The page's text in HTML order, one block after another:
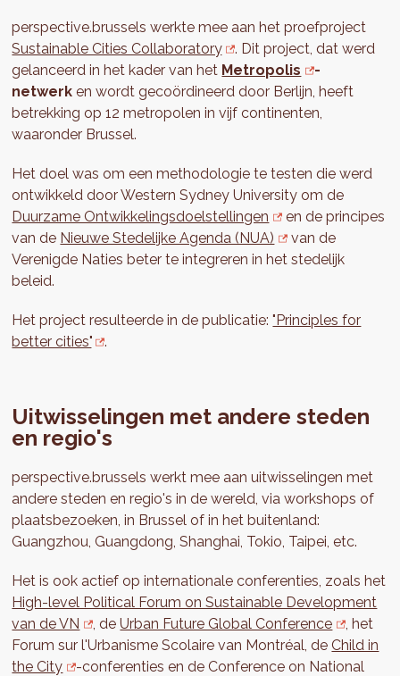
perspective.brussels werkte mee aan het proefproject
Sustainable Cities Collaboratory
. Dit project, dat werd
gelanceerd in het kader van het Metropolis
-
netwerk en wordt gecoördineerd door Berlijn, heeft
betrekking op 12 metropolen in vijf continenten,
waaronder Brussel.
Het doel was om een methodologie te testen die werd
ontwikkeld door Western Sydney University om de
Duurzame Ontwikkelingsdoelstellingen
en de principes
van de Nieuwe Stedelijke Agenda (NUA)
van de
Verenigde Naties beter te integreren in het stedelijk
beleid.
Het project resulteerde in de publicatie:"Principles for
better cities"
.
Uitwisselingen met andere steden
en regio's
perspective.brussels werkt mee aan uitwisselingen met
andere steden en regio's in de wereld, via workshops of
plaatsbezoeken, in Brussel of in het buitenland:
Guangzhou, Guangdong, Shanghai, Tokio, Taipei, etc.
Het is ook actief op internationale conferenties, zoals het
High-level Political Forum on Sustainable Development
van de VN
, deUrban Future Global Conference
, het
Forum sur l'Urbanisme Scolaire van Montréal, deChild in
the City
-conferenties en de Conference on National